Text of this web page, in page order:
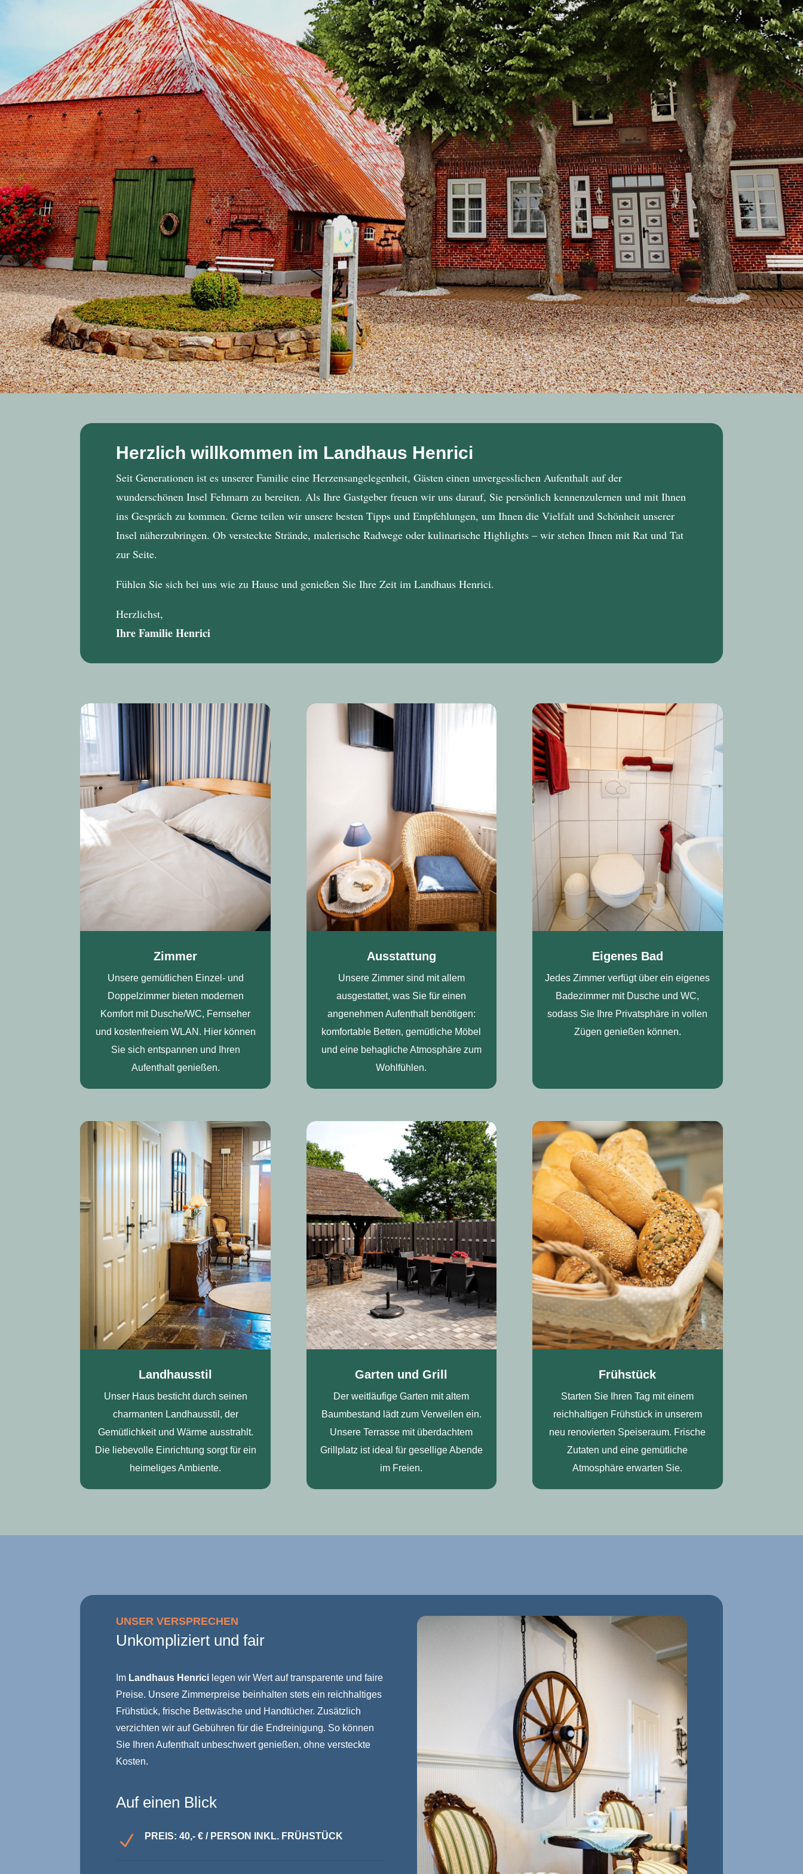
Herzlich willkommen im Landhaus Henrici
Seit Generationen ist es unserer Familie eine Herzensangelegenheit, Gästen einen unvergesslichen Aufenthalt auf der
wunderschönen Insel Fehmarn zu bereiten. Als Ihre Gastgeber freuen wir uns darauf, Sie persönlich kennenzulernen und mit Ihnen
ins Gespräch zu kommen. Gerne teilen wir unsere besten Tipps und Empfehlungen, um Ihnen die Vielfalt und Schönheit unserer
Insel näherzubringen. Ob versteckte Strände, malerische Radwege oder kulinarische Highlights – wir stehen Ihnen mit Rat und Tat
zur Seite.
Fühlen Sie sich bei uns wie zu Hause und genießen Sie Ihre Zeit imLandhaus Henrici.
Herzlichst,
Ihre Familie Henrici
Zimmer
Unsere gemütlichen Einzel- und
Doppelzimmer bieten modernen
Komfort mit Dusche/WC, Fernseher
und kostenfreiem WLAN. Hier können
Sie sich entspannen und Ihren
Aufenthalt genießen.
Ausstattung
Unsere Zimmer sind mit allem
ausgestattet, was Sie für einen
angenehmen Aufenthalt benötigen:
komfortable Betten, gemütliche Möbel
und eine behagliche Atmosphäre zum
Wohlfühlen.
Eigenes Bad
Jedes Zimmer verfügt über ein eigenes
Badezimmer mit Dusche und WC,
sodass Sie Ihre Privatsphäre in vollen
Zügen genießen können.
Landhausstil
Unser Haus besticht durch seinen
charmanten Landhausstil, der
Gemütlichkeit und Wärme ausstrahlt.
Die liebevolle Einrichtung sorgt für ein
heimeliges Ambiente.
Garten und Grill
Der weitläufige Garten mit altem
Baumbestand lädt zum Verweilen ein.
Unsere Terrasse mit überdachtem
Grillplatz ist ideal für gesellige Abende
im Freien.
Frühstück
Starten Sie Ihren Tag mit einem
reichhaltigen Frühstück in unserem
neu renovierten Speiseraum. Frische
Zutaten und eine gemütliche
Atmosphäre erwarten Sie.
UNSER VERSPRECHEN
Unkompliziert und fair
Im Landhaus Henrici legen wir Wert auf transparente und faire
Preise. Unsere Zimmerpreise beinhalten stets ein reichhaltiges
Frühstück, frische Bettwäsche und Handtücher. Zusätzlich
verzichten wir auf Gebühren für die Endreinigung. So können
Sie Ihren Aufenthalt unbeschwert genießen, ohne versteckte
Kosten.
Auf einen Blick
N PREIS: 40,- € / PERSON INKL. FRÜHSTÜCK